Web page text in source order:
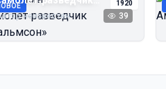
1920
неизвестен 39